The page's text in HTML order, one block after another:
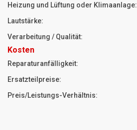
Heizung und Lüftung oder Klimaanlage:
Lautstärke:
Verarbeitung / Qualität:
Kosten
Reparaturanfälligkeit:
Ersatzteilpreise:
Preis/Leistungs-Verhältnis: